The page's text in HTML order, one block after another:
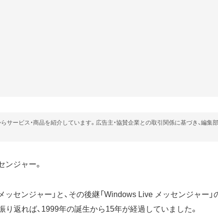
サービス・商品を紹介しています。広告主・協賛企業との取引関係に基づき、編集
ンジャー。
ッセンジャー」と、その後継「Windows Live メッセンジャー」
り返れば、1999年の誕生から15年が経過していました。